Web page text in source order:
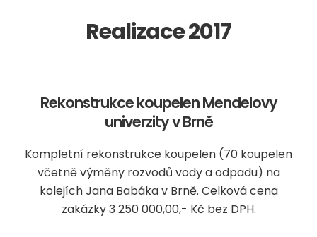
Realizace 2017
Rekonstrukce koupelen Mendelovy
univerzity v Brně
Kompletní rekonstrukce koupelen (70 koupelen
včetně výměny rozvodů vody a odpadu) na
kolejích Jana Babáka v Brně. Celková cena
zakázky 3 250 000,00,- Kč bez DPH.